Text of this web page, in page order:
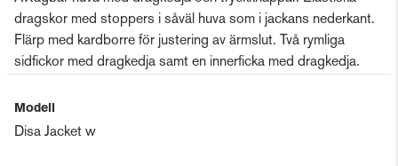
dragskor med stoppers i såväl huva som i jackans nederkant.
Flärp med kardborre för justering av ärmslut. Två rymliga
sidfickor med dragkedja samt en innerficka med dragkedja.
Modell
Disa Jacket w